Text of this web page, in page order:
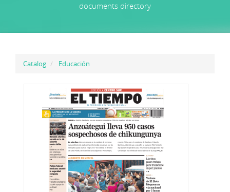
documents directory
Catalog Educación